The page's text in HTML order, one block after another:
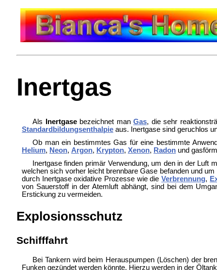
Inertgas
Als Inertgasebezeichnet manGas, die sehr
Standardbildungsenthalpieaus. Inertgase sind geruchlos
Ob man ein bestimmtes Gas für eine bestimmte
Helium, Neon, Argon, Krypton, Xenon, Radonund
Inertgase finden primär Verwendung, um den in der Luft
welchen sich vorher leicht brennbare Gase befanden und
durch Inertgase oxidative Prozesse wie dieVerbrennung,
von Sauerstoff in der Atemluft abhängt, sind bei dem
Erstickung zu vermeiden.
Explosionsschutz
Schifffahrt
Bei Tankern wird beim Herauspumpen (Löschen) der
Funken gezündet werden könnte. Hierzu werden in der